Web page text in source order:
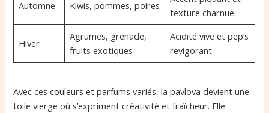
Automne Kiwis, pommes, poires
texture charnue
Hiver
Agrumes, grenade,
fruits exotiques
Acidité vive et pep’s
revigorant
Avec ces couleurs et parfums variés, la pavlova devient une
toile vierge où s’expriment créativité et fraîcheur. Elle